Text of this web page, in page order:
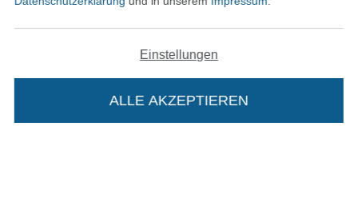
Einstellungen
ALLE AKZEPTIEREN